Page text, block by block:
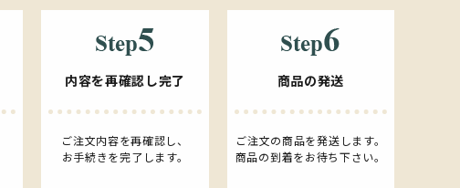
内容を再確認し完了
ご注文内容を再確認し、
お手続きを完了します。
商品の発送
ご注文の商品を発送します。
商品の到着をお待ち下さい。